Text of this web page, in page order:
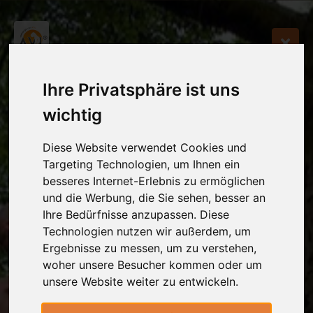
Ihre Privatsphäre ist uns
wichtig
Diese Website verwendet Cookies und
Targeting Technologien, um Ihnen ein
besseres Internet-Erlebnis zu ermöglichen
und die Werbung, die Sie sehen, besser an
Ihre Bedürfnisse anzupassen. Diese
Technologien nutzen wir außerdem, um
Ergebnisse zu messen, um zu verstehen,
woher unsere Besucher kommen oder um
unsere Website weiter zu entwickeln.